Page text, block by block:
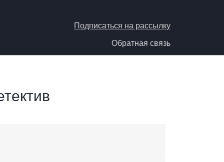
Подписаться на рассылку
Обратная связь